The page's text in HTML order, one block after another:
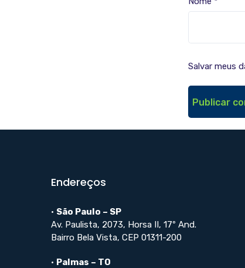
Salvar meus
Endereços
• São Paulo – SP
Av. Paulista, 2073, Horsa II, 17º And.
Bairro Bela Vista, CEP 01311-200
• Palmas – TO